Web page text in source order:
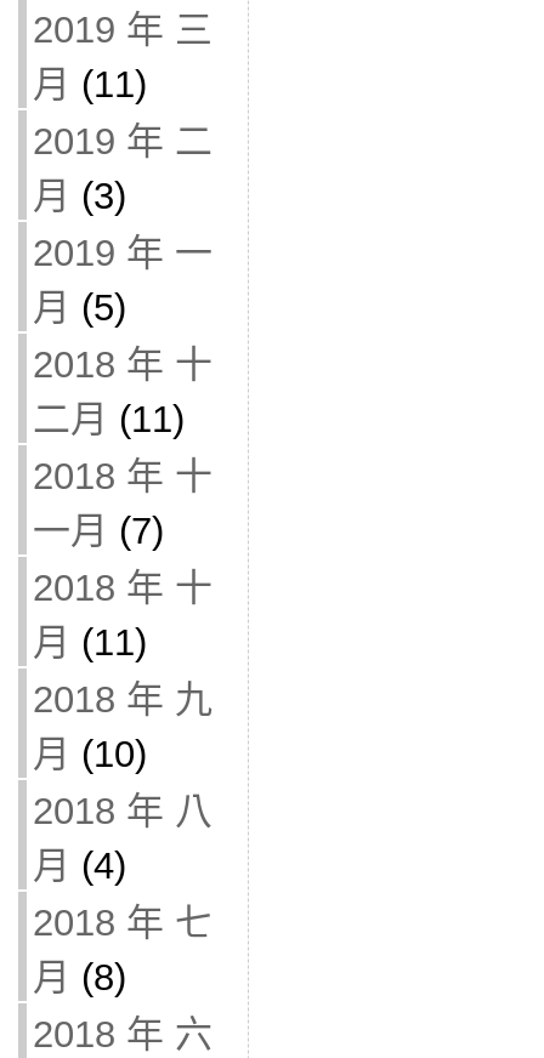
2019 年 三
月 (11)
2019 年 二
月 (3)
2019 年 一
月 (5)
2018 年 十
二月 (11)
2018 年 十
一月 (7)
2018 年 十
月 (11)
2018 年 九
月 (10)
2018 年 八
月 (4)
2018 年 七
月 (8)
2018 年 六